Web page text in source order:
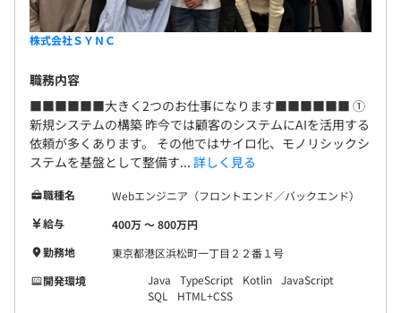
株式会社ＳＹＮＣ
職務内容
■■■■■■大きく2つのお仕事になります■■■■■■ ①
新規システムの構築 昨今では顧客のシステムにAIを活用する
依頼が多くあります。 その他ではサイロ化、モノリシックシ
ステムを基盤として整備す... 詳しく見る
職種名
Webエンジニア（フロントエンド／バックエンド）
給与
400万 〜 800万円
勤務地
東京都港区浜松町一丁目２２番１号
開発環境
Java TypeScript Kotlin JavaScript
SQL
HTML+CSS